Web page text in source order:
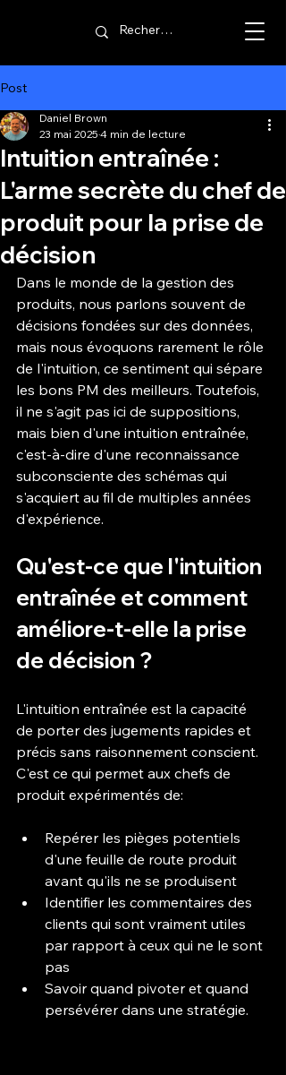
Post
Intuition entraînée :
L'arme secrète du chef de
produit pour la prise de
décision
Daniel Brown
23 mai 2025 4 min de lecture
Dans le monde de la gestion des
produits, nous parlons souvent de
décisions fondées sur des données,
mais nous évoquons rarement le rôle
de l'intuition, ce sentiment qui sépare
les bons PM des meilleurs. Toutefois,
il ne s'agit pas ici de suppositions,
mais bien d'une intuition entraînée,
c'est-à-dire d'une reconnaissance
subconsciente des schémas qui
s'acquiert au fil de multiples années
d'expérience.
Qu'est-ce que l'intuition
entraînée et comment
améliore-t-elle la prise
de décision ?
L'intuition entraînée est la capacité
de porter des jugements rapides et
précis sans raisonnement conscient.
C'est ce qui permet aux chefs de
produit expérimentés de:
Repérer les pièges potentiels
d'une feuille de route produit
avant qu'ils ne se produisent
Identifier les commentaires des
clients qui sont vraiment utiles
par rapport à ceux qui ne le sont
pas
Savoir quand pivoter et quand
persévérer dans une stratégie.